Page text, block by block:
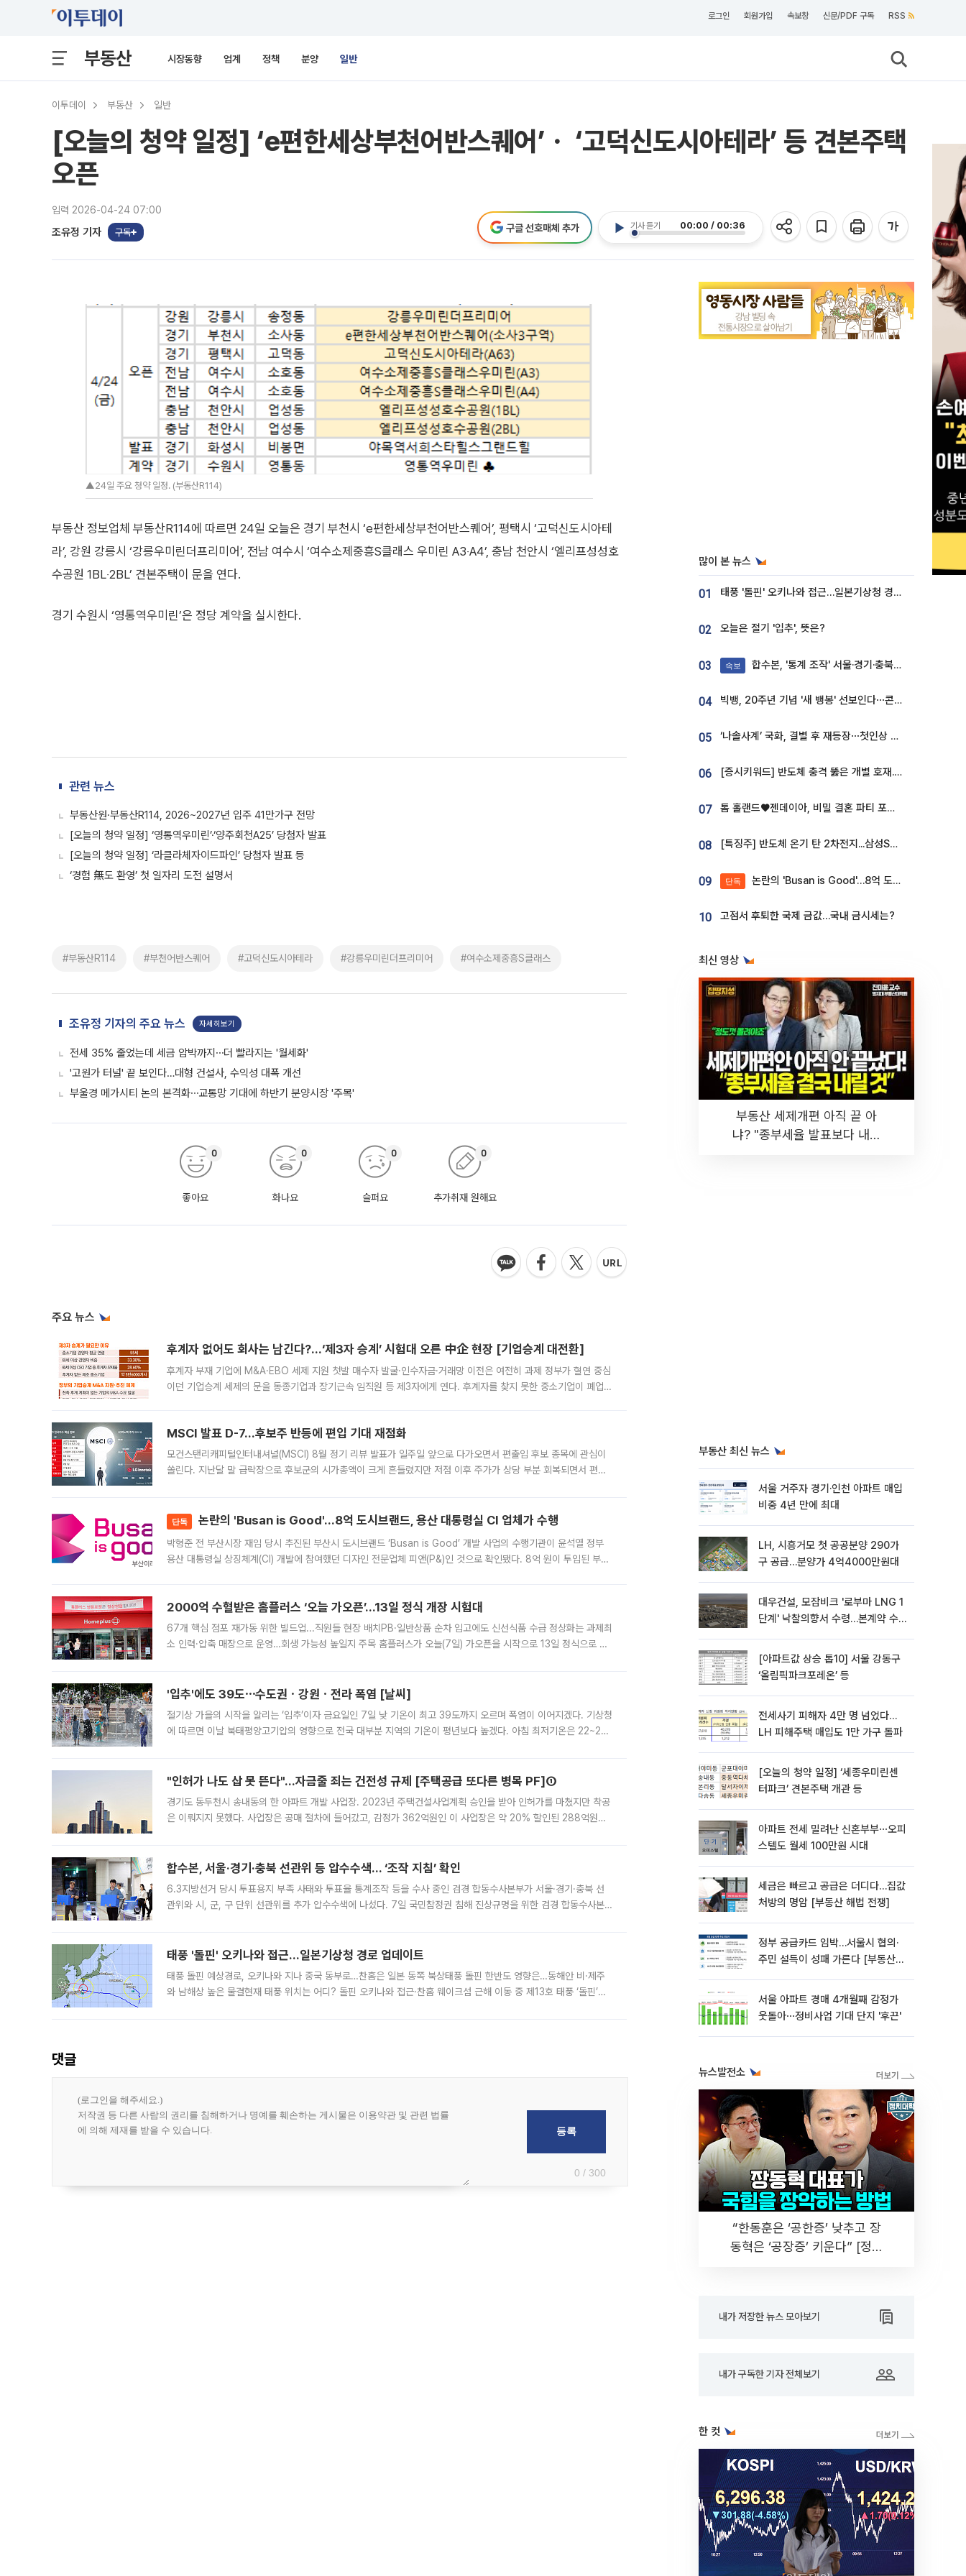
로그인 회원가입 속보창 신문/PDF 구독 RSS
부동산 시장동향 업계 정책 분양 일반
이투데이 부동산 일반
[오늘의 청약 일정] ‘e편한세상부천어반스퀘어’ㆍ ‘고덕신도시아테라’ 등 견본주택
오픈
입력 2026-04-24 07:00
조유정 기자 구독
기사 듣기 00:00 / 00:36
구글 선호매체 추가
▲24일 주요 청약 일정. (부동산R114)
부동산 정보업체 부동산R114에 따르면 24일 오늘은 경기 부천시 ‘e편한세상부천어반스퀘어’, 평택시 ‘고덕신도시아테
라’, 강원 강릉시 ‘강릉우미린더프리미어’, 전남 여수시 ‘여수소제중흥S클래스 우미린 A3‧A4’, 충남 천안시 ‘엘리프성성호
수공원 1BL‧2BL’ 견본주택이 문을 연다.
경기 수원시 ‘영통역우미린’은 정당 계약을 실시한다.
관련 뉴스
부동산원·부동산R114, 2026~2027년 입주 41만가구 전망
[오늘의 청약 일정] ‘영통역우미린’·‘양주회천A25’ 당첨자 발표
[오늘의 청약 일정] ‘라클라체자이드파인’ 당첨자 발표 등
‘경험 無도 환영’ 첫 일자리 도전 설명서
#부동산R114 #부천어반스퀘어 #고덕신도시아테라 #강릉우미린더프리미어 #여수소제중흥S클래스
조유정 기자의 주요 뉴스 자세히보기
전세 35% 줄었는데 세금 압박까지⋯더 빨라지는 '월세화'
'고원가 터널' 끝 보인다…대형 건설사, 수익성 대폭 개선
부울경 메가시티 논의 본격화⋯교통망 기대에 하반기 분양시장 '주목'
좋아요
0
화나요
0
슬퍼요
0
추가취재 원해요
0
주요 뉴스
후계자 없어도 회사는 남긴다?…‘제3자 승계’ 시험대 오른 中企 현장 [기업승계 대전환]
후계자 부재 기업에 M&A·EBO 세제 지원 첫발 매수자 발굴·인수자금·거래망 이전은 여전히 과제 정부가 혈연 중심
이던 기업승계 세제의 문을 동종기업과 장기근속 임직원 등 제3자에게 연다. 후계자를 찾지 못한 중소기업이 폐업
MSCI 발표 D-7…후보주 반등에 편입 기대 재점화
모건스탠리캐피털인터내셔널(MSCI) 8월 정기 리뷰 발표가 일주일 앞으로 다가오면서 편출입 후보 종목에 관심이
쏠린다. 지난달 말 급락장으로 후보군의 시가총액이 크게 흔들렸지만 저점 이후 주가가 상당 부분 회복되면서 편입
단독 논란의 'Busan is Good'…8억 도시브랜드, 용산 대통령실 CI 업체가 수행
박형준 전 부산시장 재임 당시 추진된 부산시 도시브랜드 ‘Busan is Good’ 개발 사업의 수행기관이 윤석열 정부
용산 대통령실 상징체계(CI) 개발에 참여했던 디자인 전문업체 피앤(P&)인 것으로 확인됐다. 8억 원이 투입된 부산
2000억 수혈받은 홈플러스 ‘오늘 가오픈’...13일 정식 개장 시험대
67개 핵심 점포 재가동 위한 빌드업...직원들 현장 배치PB·일반상품 순차 입고에도 신선식품 수급 정상화는 과제최
소 인력·압축 매장으로 운영…회생 가능성 높일지 주목 홈플러스가 오늘(7일) 가오픈을 시작으로 13일 정식으로 재
'입추'에도 39도⋯수도권ㆍ강원ㆍ전라 폭염 [날씨]
절기상 가을의 시작을 알리는 ‘입추’이자 금요일인 7일 낮 기온이 최고 39도까지 오르며 폭염이 이어지겠다. 기상청
에 따르면 이날 북태평양고기압의 영향으로 전국 대부분 지역의 기온이 평년보다 높겠다. 아침 최저기온은 22~27
"인허가 나도 삽 못 뜬다"…자금줄 죄는 건전성 규제 [주택공급 또다른 병목 PF]①
경기도 동두천시 송내동의 한 아파트 개발 사업장. 2023년 주택건설사업계획 승인을 받아 인허가를 마쳤지만 착공
은 이뤄지지 못했다. 사업장은 공매 절차에 들어갔고, 감정가 362억원인 이 사업장은 약 20% 할인된 288억원에
합수본, 서울·경기·충북 선관위 등 압수수색… ‘조작 지침’ 확인
6.3지방선거 당시 투표용지 부족 사태와 투표율 통계조작 등을 수사 중인 검경 합동수사본부가 서울·경기·충북 선
관위와 시, 군, 구 단위 선관위를 추가 압수수색에 나섰다. 7일 국민참정권 침해 진상규명을 위한 검경 합동수사본
태풍 '돌핀' 오키나와 접근…일본기상청 경로 업데이트
태풍 돌핀 예상경로, 오키나와 지나 중국 동부로…찬홈은 일본 동쪽 북상태풍 돌핀 한반도 영향은…동해안 비·제주
와 남해상 높은 물결현재 태풍 위치는 어디? 돌핀 오키나와 접근·찬홈 웨이크섬 근해 이동 중 제13호 태풍 ‘돌핀’이
댓글
0 / 300
많이 본 뉴스
01 태풍 '돌핀' 오키나와 접근…일본기상청 경로 업데이트
02 오늘은 절기 '입추', 뜻은?
03 속보 합수본, '통계 조작' 서울·경기·충북 선관위 등 추가 압수수색
04 빅뱅, 20주년 기념 '새 뱅봉' 선보인다⋯콘서트 앞두고 팝업 개최
05 ‘나솔사계’ 국화, 결별 후 재등장⋯첫인상 투표 휩쓸고 ‘인기녀’ 등극
06 [증시키워드] 반도체 충격 뚫은 개별 호재...포스코퓨처엠·에코프로·한화솔루션 '눈길'
07 톰 홀랜드♥젠데이아, 비밀 결혼 파티 포착⋯호텔 대관비만 9억
08 [특징주] 반도체 온기 탄 2차전지...삼성SDI, 장 초반 7% 넘게 껑충
09 단독 논란의 'Busan is Good'…8억 도시브랜드, 용산 대통령실 CI 업체가 수행
10 고점서 후퇴한 국제 금값…국내 금시세는?
최신 영상
부동산 세제개편 아직 끝 아
냐? "종부세율 발표보다 내릴
부동산 최신 뉴스
서울 거주자 경기·인천 아파트 매입
비중 4년 만에 최대
LH, 시흥거모 첫 공공분양 290가
구 공급…분양가 4억4000만원대
대우건설, 모잠비크 '로부마 LNG 1
단계' 낙찰의향서 수령…본계약 수
[아파트값 상승 톱10] 서울 강동구
‘올림픽파크포레온’ 등
전세사기 피해자 4만 명 넘었다…
LH 피해주택 매입도 1만 가구 돌파
[오늘의 청약 일정] ‘세종우미린센
터파크’ 견본주택 개관 등
아파트 전세 밀려난 신혼부부⋯오피
스텔도 월세 100만원 시대
세금은 빠르고 공급은 더디다…집값
처방의 명암 [부동산 해법 전쟁]
정부 공급카드 임박…서울시 협의·
주민 설득이 성패 가른다 [부동산
서울 아파트 경매 4개월째 감정가
웃돌아⋯정비사업 기대 단지 '후끈'
뉴스발전소
“한동훈은 ‘공한증’ 낮추고 장
동혁은 ‘공장증’ 키운다” [정치
내가 저장한 뉴스 모아보기
내가 구독한 기자 전체보기
한 컷